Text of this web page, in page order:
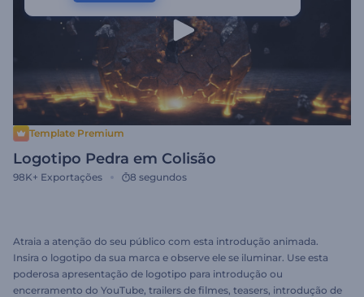
Template Premium
Logotipo Pedra em Colisão
98K+ Exportações 8 segundos
Atraia a atenção do seu público com esta introdução animada.
Insira o logotipo da sua marca e observe ele se iluminar. Use esta
poderosa apresentação de logotipo para introdução ou
encerramento do YouTube, trailers de filmes, teasers, introdução de